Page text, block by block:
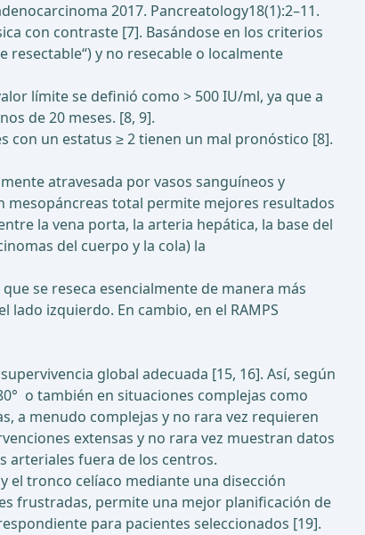
2017. Pancreatology18(1):2–11.
con contraste [7]. Basándose en los criterios
y no resecable o localmente
límite se definió como > 500 IU/ml, ya que a
de 20 meses. [8, 9].
con un estatus ≥ 2 tienen un mal pronóstico [8].
atravesada por vasos sanguíneos y
mesopáncreas total permite mejores resultados
la vena porta, la arteria hepática, la base del
del cuerpo y la cola) la
se reseca esencialmente de manera más
lado izquierdo. En cambio, en el RAMPS
global adecuada [15, 16]. Así, según
o también en situaciones complejas como
a menudo complejas y no rara vez requieren
extensas y no rara vez muestran datos
arteriales fuera de los centros.
el tronco celíaco mediante una disección
frustradas, permite una mejor planificación de
para pacientes seleccionados [19].